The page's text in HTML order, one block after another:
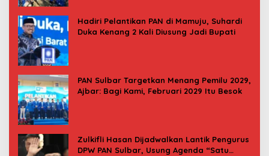
Hadiri Pelantikan PAN di Mamuju, Suhardi
Duka Kenang 2 Kali Diusung Jadi Bupati
PAN Sulbar Targetkan Menang Pemilu 2029,
Ajbar: Bagi Kami, Februari 2029 Itu Besok
Zulkifli Hasan Dijadwalkan Lantik Pengurus
DPW PAN Sulbar, Usung Agenda “Satu